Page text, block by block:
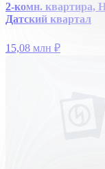
2-комн. квартира,
Датский квартал
15,08 млн ₽